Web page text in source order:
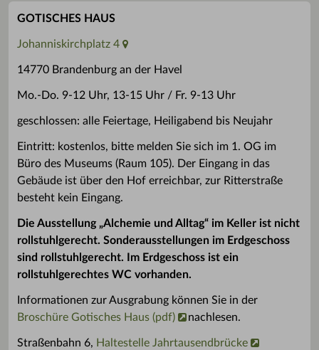
GOTISCHES HAUS
Johanniskirchplatz 4
14770 Brandenburg an der Havel
Mo.-Do. 9-12 Uhr, 13-15 Uhr / Fr. 9-13 Uhr
geschlossen: alle Feiertage, Heiligabend bis Neujahr
Eintritt: kostenlos, bitte melden Sie sich im 1. OG im
Büro des Museums (Raum 105). Der Eingang in das
Gebäude ist über den Hof erreichbar, zur Ritterstraße
besteht kein Eingang.
Die Ausstellung „Alchemie und Alltag“ im Keller ist nicht
rollstuhlgerecht. Sonderausstellungen im Erdgeschoss
sind rollstuhlgerecht. Im Erdgeschoss ist ein
rollstuhlgerechtes WC vorhanden.
Informationen zur Ausgrabung können Sie in der
Broschüre Gotisches Haus (pdf)
nachlesen.
Straßenbahn 6, Haltestelle Jahrtausendbrücke